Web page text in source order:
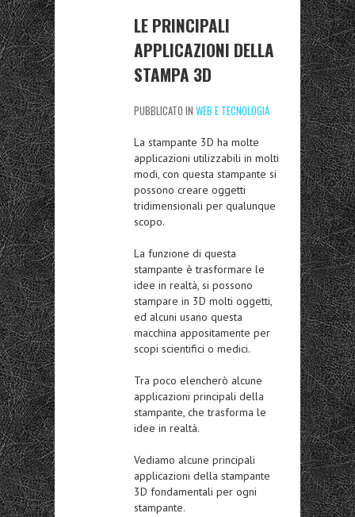
LE PRINCIPALI
APPLICAZIONI DELLA
STAMPA 3D
PUBBLICATO IN WEB E TECNOLOGIA
La stampante 3D ha molte
applicazioni utilizzabili in molti
modi, con questa stampante si
possono creare oggetti
tridimensionali per qualunque
scopo.
La funzione di questa
stampante è trasformare le
idee in realtà, si possono
stampare in 3D molti oggetti,
ed alcuni usano questa
macchina appositamente per
scopi scientifici o medici.
Tra poco elencherò alcune
applicazioni principali della
stampante, che trasforma le
idee in realtà.
Vediamo alcune principali
applicazioni della stampante
3D fondamentali per ogni
stampante.